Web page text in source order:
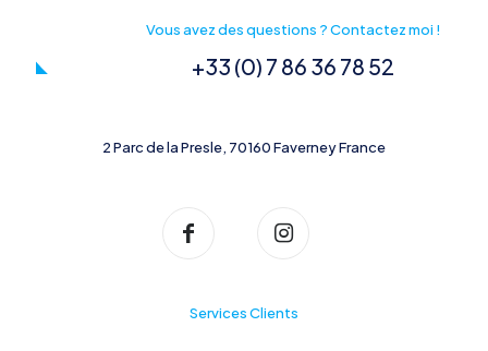
Vous avez des questions ? Contactez moi !
+33 (0) 7 86 36 78 52
2 Parc de la Presle, 70160 Faverney France
Services Clients